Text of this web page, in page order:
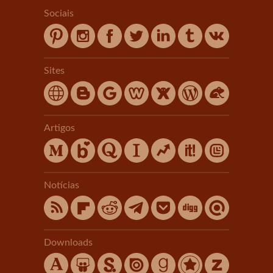
Sociais
Sites
Artigos
Notícias
Downloads